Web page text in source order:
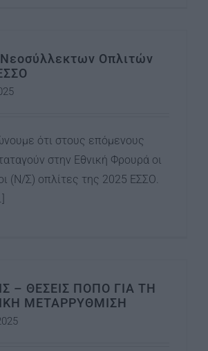
Οπλιτών
ότι στους επόμενους
στην Εθνική Φρουρά οι
(Ν/Σ) οπλίτες της 2025 ΕΣΣΟ.
– ΘΕΣΕΙΣ ΠΟΠΟ ΓΙΑ ΤΗ
ΜΕΤΑΡΡΥΘΜΙΣΗ